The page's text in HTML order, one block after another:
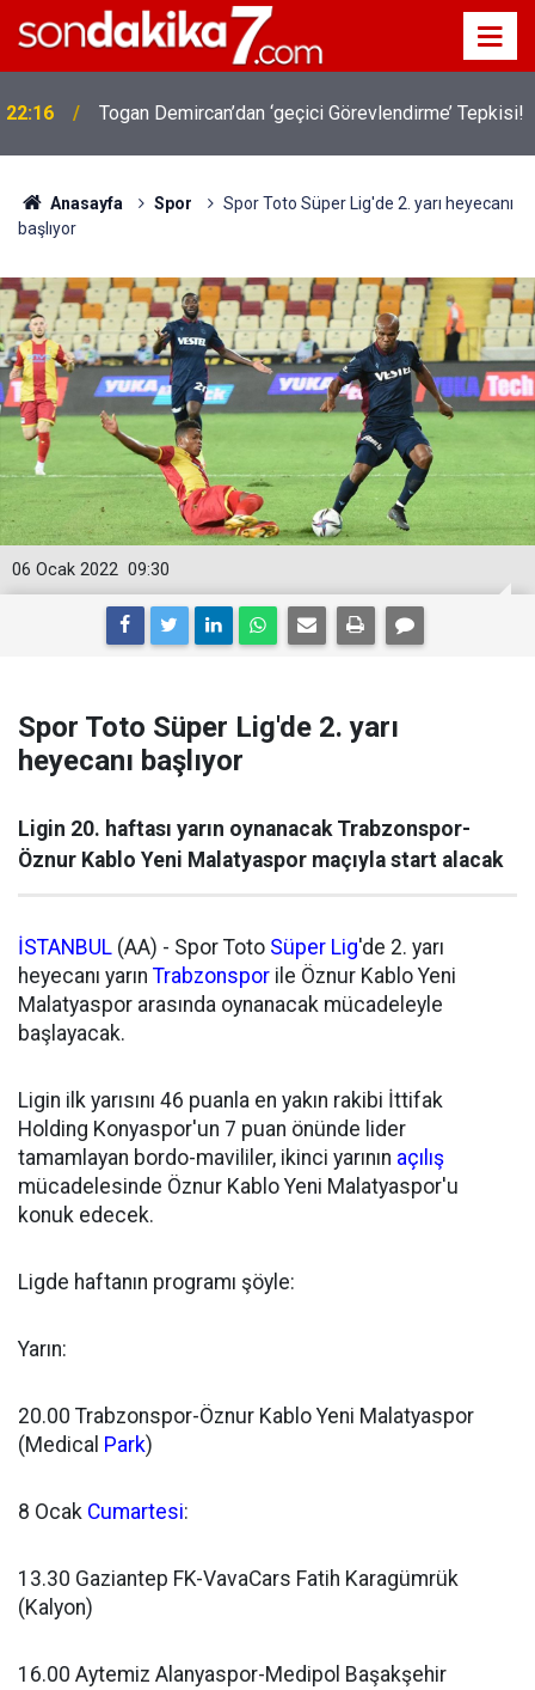
22:16 Togan Demircan’dan ‘geçici Görevlendirme’ Tepkisi!
Anasayfa Spor
Spor Toto Süper Lig'de 2. yarı heyecanı
başlıyor
09:30
06 Ocak 2022
Spor Toto Süper Lig'de 2. yarı
heyecanı başlıyor
Ligin 20. haftası yarın oynanacak Trabzonspor-
Öznur Kablo Yeni Malatyaspor maçıyla start alacak
İSTANBUL (AA) - Spor Toto Süper Lig'de 2. yarı
heyecanı yarın Trabzonspor ile Öznur Kablo Yeni
Malatyaspor arasında oynanacak mücadeleyle
başlayacak.
Ligin ilk yarısını 46 puanla en yakın rakibi İttifak
Holding Konyaspor'un 7 puan önünde lider
tamamlayan bordo-mavililer, ikinci yarının açılış
mücadelesinde Öznur Kablo Yeni Malatyaspor'u
konuk edecek.
Ligde haftanın programı şöyle:
Yarın:
20.00 Trabzonspor-Öznur Kablo Yeni Malatyaspor
(Medical Park)
8 Ocak Cumartesi:
13.30 Gaziantep FK-VavaCars Fatih Karagümrük
(Kalyon)
16.00 Aytemiz Alanyaspor-Medipol Başakşehir